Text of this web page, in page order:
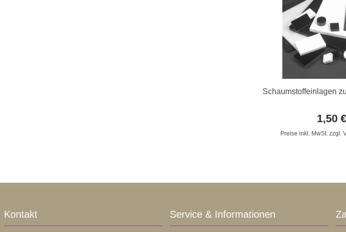
Schaumstoffeinlagen
1,50 €
Preise inkl. MwSt. zzgl.
Kontakt Service & Informationen